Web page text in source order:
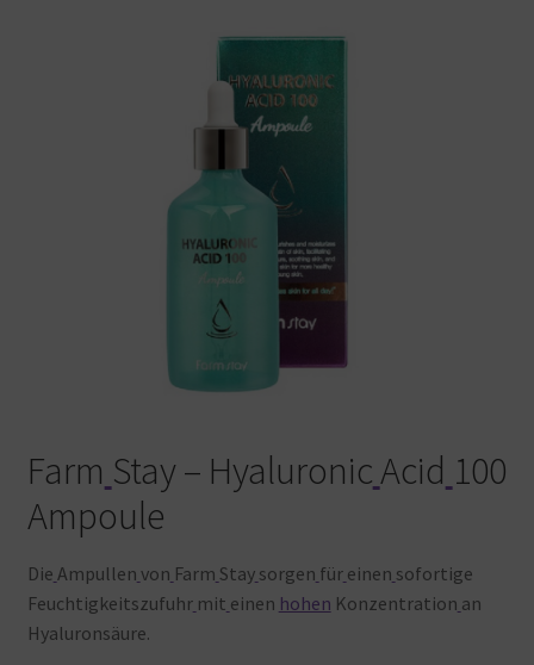
Farm Stay – HyaluronicAcid 100
Ampoule
Die Ampullen von Farm Stay sorgen für einen sofortige
Feuchtigkeitszufuhr mit einen hohen Konzentration an
Hyaluronsäure.